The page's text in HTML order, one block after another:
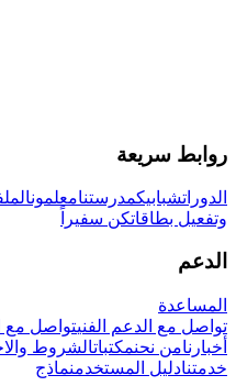
روابط سريعة
الدوراتشبابيكمدرستنامعلمون
وتفعيل بطاقاتكن سفيراً
الدعم
المساعدة
تواصل مع الدعم الفنيتواصل مع
أخبارنامن نحنمكتباتالشروط
خدمتنادليل المستخدمنماذج